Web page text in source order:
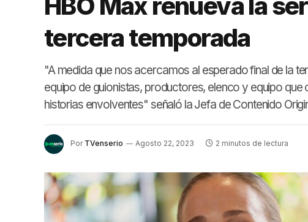
tercera temporada
"A medida que nos acercamos al esperado final de la
equipo de guionistas, productores, elenco y equipo
historias envolventes" señaló la Jefa de Contenido
Por TVenserio Agosto 22, 2023 2 minutos de lectura